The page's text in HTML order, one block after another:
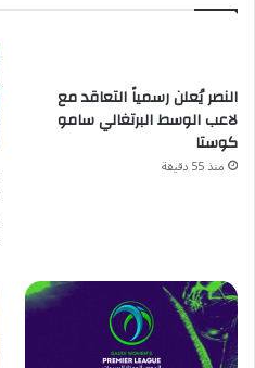
النصر يُعلن رسمياً التعاقد مع
لاعب الوسط البرتغالي سامو
كوستا
منذ 55 دقيقة